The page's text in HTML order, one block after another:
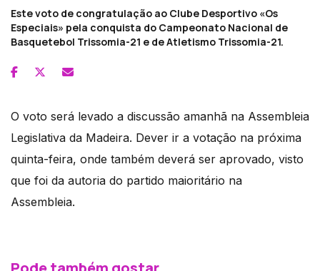
Este voto de congratulação ao Clube Desportivo «Os
Especiais» pela conquista do Campeonato Nacional de
Basquetebol Trissomia-21 e de Atletismo Trissomia-21.
O voto será levado a discussão amanhã na Assembleia
Legislativa da Madeira. Dever ir a votação na próxima
quinta-feira, onde também deverá ser aprovado, visto
que foi da autoria do partido maioritário na
Assembleia.